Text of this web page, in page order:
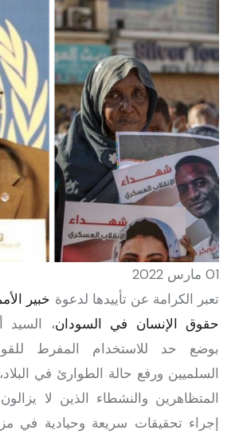
01 مارس 2022
تعبر الكرامة عن تأييدها لدعوة خبير
حقوق الإنسان في السودان، السيد
بوضع حد للاستخدام المفرط
السلميين ورفع حالة الطوارئ في
المتظاهرين والنشطاء الذين لا
إجراء تحقيقات سريعة وحيادية في